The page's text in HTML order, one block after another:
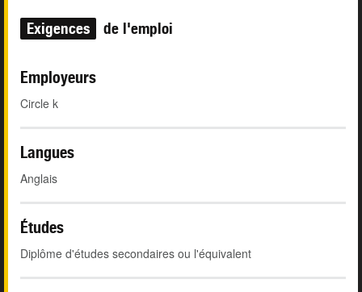
Exigences de l'emploi
Employeurs
Circle k
Langues
Anglais
Études
Diplôme d'études secondaires ou l'équivalent